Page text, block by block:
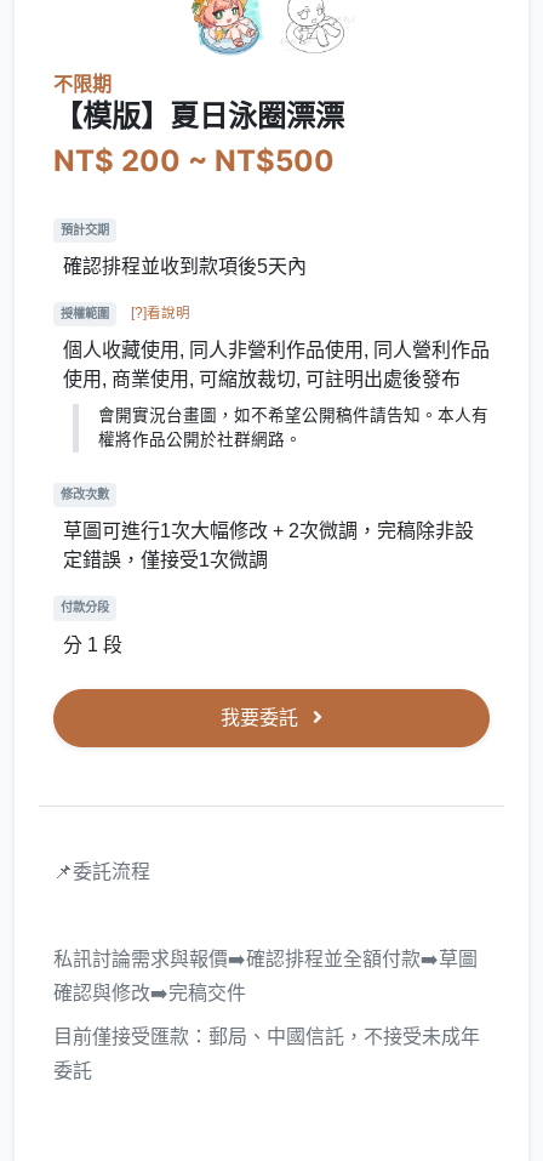
不限期
【模版】夏日泳圈漂漂
NT$ 200 ~ NT$500
預計交期
確認排程並收到款項後5天內
授權範圍 [?]看說明
個人收藏使用, 同人非營利作品使用, 同人營利作品
使用, 商業使用, 可縮放裁切, 可註明出處後發布
會開實況台畫圖，如不希望公開稿件請告知。本人有
權將作品公開於社群網路。
修改次數
草圖可進行1次大幅修改 + 2次微調，完稿除非設
定錯誤，僅接受1次微調
付款分段
分 1 段
我要委託
📌委託流程
私訊討論需求與報價➡️確認排程並全額付款➡️草圖
確認與修改➡️完稿交件
目前僅接受匯款：郵局、中國信託，不接受未成年
委託